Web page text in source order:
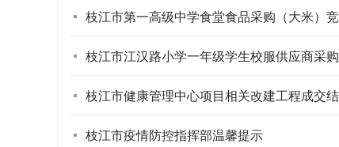
枝江市第一高级中学食堂食品采购（大米）
枝江市江汉路小学一年级学生校服供应商采
枝江市健康管理中心项目相关改建工程成交
枝江市疫情防控指挥部温馨提示